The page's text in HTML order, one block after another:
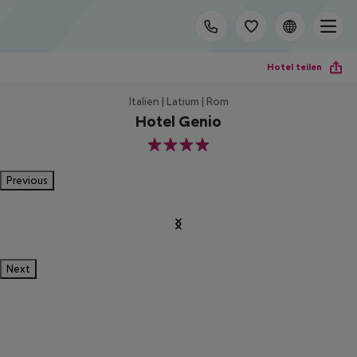
Hotel teilen
Italien | Latium | Rom
Hotel Genio
4
Previous
Next